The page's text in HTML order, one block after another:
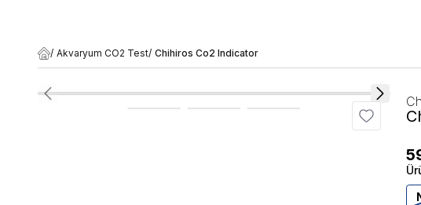
/ Akvaryum CO2 Test/ Chihiros Co2 Indicator